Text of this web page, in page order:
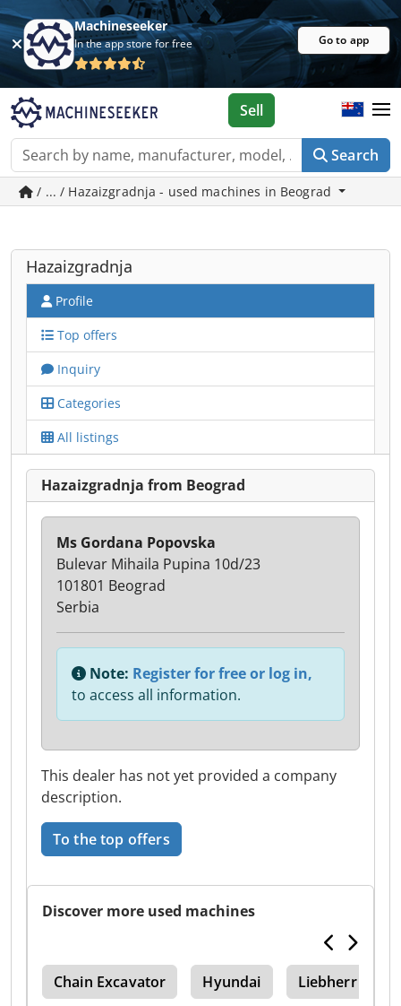
Machineseeker
In the app store for free Go to app
Search
Sell
/ ... / Hazaizgradnja - used machines in Beograd
Hazaizgradnja
Profile
Top offers
Inquiry
Categories
All listings
Hazaizgradnja from Beograd
This dealer has not yet provided a company
description.
To the top offers
Ms Gordana Popovska
Bulevar Mihaila Pupina 10d/23
101801 Beograd
Serbia
Note: Register for free or log in,
to access all information.
Discover more used machines
Chain Excavator Hyundai Liebherr